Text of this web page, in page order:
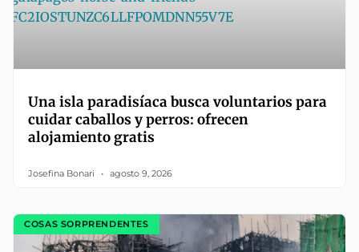
Una isla paradisíaca busca voluntarios para
cuidar caballos y perros: ofrecen
alojamiento gratis
Josefina Bonari agosto 9, 2026
COSAS SORPRENDENTES